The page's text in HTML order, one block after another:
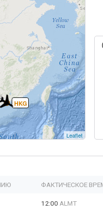
HKG
Leaflet
ФАКТИЧЕСКОЕ
12:00 ALMT